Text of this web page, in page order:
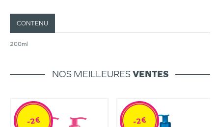
CONTENU
200ml
NOS MEILLEURESVENTES
-2€ -2€